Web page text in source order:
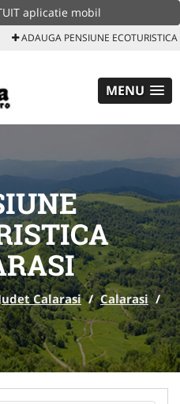
aplicatie mobil
ADAUGA PENSIUNE ECOTURISTICA
MENU
Calarasi / Calarasi /